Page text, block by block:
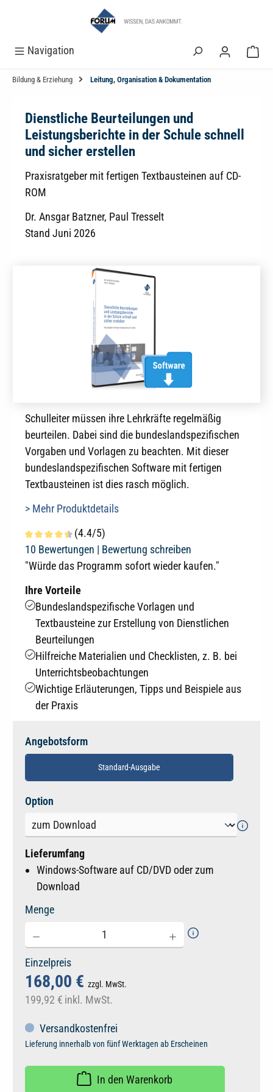
Navigation
Bildung & Erziehung Leitung, Organisation & Dokumentation
Dienstliche Beurteilungen und
Leistungsberichte in der Schule schnell
und sicher erstellen
Praxisratgeber mit fertigen Textbausteinen auf CD-
ROM
Dr. Ansgar Batzner, Paul Tresselt
Stand Juni 2026
Schulleiter müssen ihre Lehrkräfte regelmäßig
beurteilen. Dabei sind die bundeslandspezifischen
Vorgaben und Vorlagen zu beachten. Mit dieser
bundeslandspezifischen Software mit fertigen
Textbausteinen ist dies rasch möglich.
> Mehr Produktdetails
Durchschnittliche Bewertung von 4.4 von 5 Sternen
(4.4/5)
10 Bewertungen | Bewertung schreiben
"Würde das Programm sofort wieder kaufen."
Ihre Vorteile
Bundeslandspezifische Vorlagen und
Textbausteine zur Erstellung von Dienstlichen
Beurteilungen
Hilfreiche Materialien und Checklisten, z. B. bei
Unterrichtsbeobachtungen
Wichtige Erläuterungen, Tipps und Beispiele aus
der Praxis
Angebotsform
Standard-Ausgabe
Option
Lieferumfang
Windows-Software auf CD/DVD oder zum
Download
Menge
Einzelpreis
168,00 € zzgl. MwSt.
199,92 € inkl. MwSt.
Versandkostenfrei
Lieferung innerhalb von fünf Werktagen ab Erscheinen
In den Warenkorb